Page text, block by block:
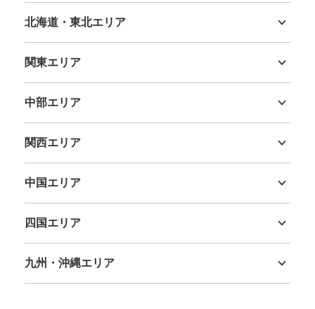
多摩モノレール 多摩センター駅駅から徒歩10分
本日の営業時間:10:00〜21:00
イトーヨーカドー1FATM横にあります。
保管できる荷物数
支払い方法
現金
北海道・東北エリア
関東エリア
中部エリア
関西エリア
中国エリア
四国エリア
九州・沖縄エリア